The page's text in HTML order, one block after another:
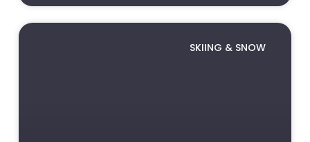
SKIING & SNOW